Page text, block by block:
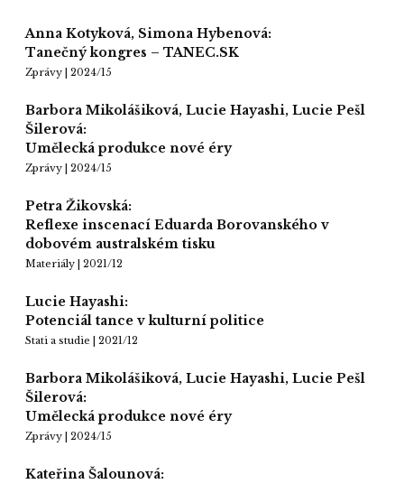
Anna Kotyková, Simona Hybenová:
Tanečný kongres – TANEC.SK
Zprávy | 2024/15
Barbora Mikolášiková, Lucie Hayashi, Lucie Pešl
Šilerová:
Umělecká produkce nové éry
Zprávy | 2024/15
Petra Žikovská:
Reflexe inscenací Eduarda Borovanského v
dobovém australském tisku
Materiály | 2021/12
Lucie Hayashi:
Potenciál tance v kulturní politice
Stati a studie | 2021/12
Barbora Mikolášiková, Lucie Hayashi, Lucie Pešl
Šilerová:
Umělecká produkce nové éry
Zprávy | 2024/15
Kateřina Šalounová: